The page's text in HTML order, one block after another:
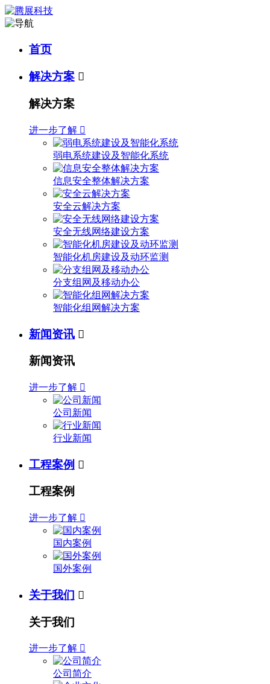
首页
解决方案 
解决方案
进一步了解 
弱电系统建设及智能化系统
信息安全整体解决方案
安全云解决方案
安全无线网络建设方案
智能化机房建设及动环监测
分支组网及移动办公
智能化组网解决方案
新闻资讯 
新闻资讯
进一步了解 
公司新闻
行业新闻
工程案例 
工程案例
进一步了解 
国内案例
国外案例
关于我们 
关于我们
进一步了解 
公司简介